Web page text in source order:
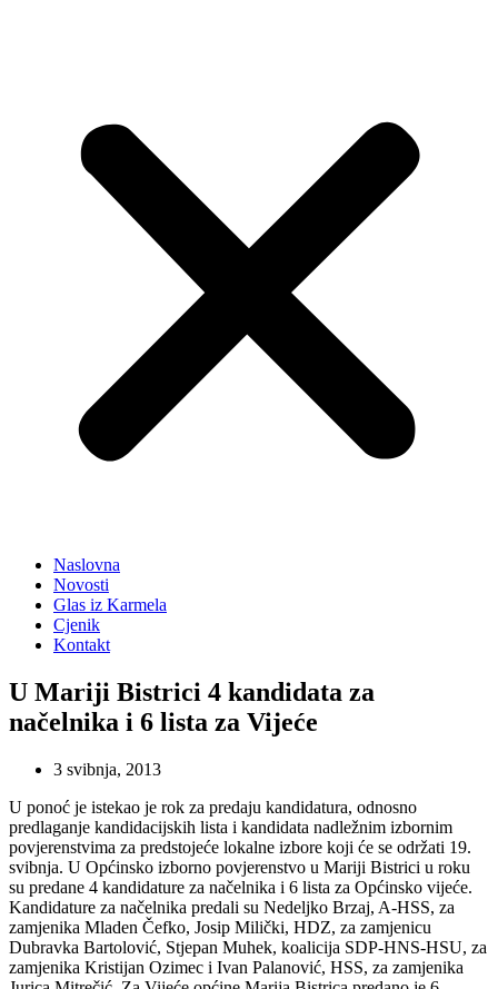
Naslovna
Novosti
Glas iz Karmela
Cjenik
Kontakt
U Mariji Bistrici 4 kandidata za
načelnika i 6 lista za Vijeće
3 svibnja, 2013
U ponoć je istekao je rok za predaju kandidatura, odnosno
predlaganje kandidacijskih lista i kandidata nadležnim izbornim
povjerenstvima za predstojeće lokalne izbore koji će se održati 19.
svibnja. U Općinsko izborno povjerenstvo u Mariji Bistrici u roku
su predane 4 kandidature za načelnika i 6 lista za Općinsko vijeće.
Kandidature za načelnika predali su Nedeljko Brzaj, A-HSS, za
zamjenika Mladen Čefko, Josip Milički, HDZ, za zamjenicu
Dubravka Bartolović, Stjepan Muhek, koalicija SDP-HNS-HSU, za
zamjenika Kristijan Ozimec i Ivan Palanović, HSS, za zamjenika